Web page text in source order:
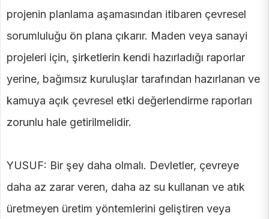
projenin planlama aşamasından itibaren çevresel
sorumluluğu ön plana çıkarır. Maden veya sanayi
projeleri için, şirketlerin kendi hazırladığı raporlar
yerine, bağımsız kuruluşlar tarafından hazırlanan ve
kamuya açık çevresel etki değerlendirme raporları
zorunlu hale getirilmelidir.
YUSUF: Bir şey daha olmalı. Devletler, çevreye
daha az zarar veren, daha az su kullanan ve atık
üretmeyen üretim yöntemlerini geliştiren veya